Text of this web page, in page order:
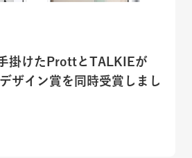
掛けたProttとTALKIEが
ザイン賞を同時受賞しまし